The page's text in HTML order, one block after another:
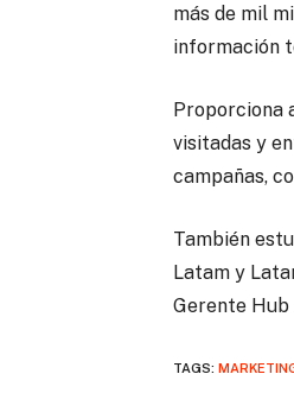
más de mil
información
Proporciona
visitadas y
campañas,
También
Latam y
Gerente Hub
TAGS: